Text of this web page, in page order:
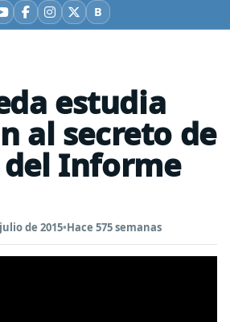
YouTube
Facebook
Instagram
X BBluesky
estudia
al secreto de
del Informe
de 2015•Hace 575 semanas